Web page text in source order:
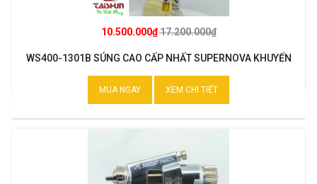
10.500.000₫17.200.000₫
WS400-1301B SÚNG CAO CẤP NHẤT SUPERNOVA KHUYẾN
MUA NGAY XEM CHI TIẾT